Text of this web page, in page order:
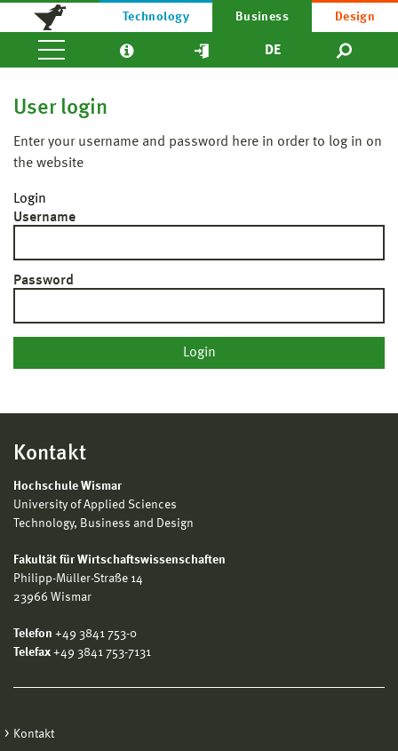
Technology Business Design
DE
User login
Enter your username and password here in order to log in on
the website
Login
Username
Password
Kontakt
Hochschule Wismar
University of Applied Sciences
Technology, Business and Design
Fakultät für Wirtschaftswissenschaften
Philipp-Müller-Straße 14
23966 Wismar
Telefon +49 3841 753-0
Telefax +49 3841 753-7131
Kontakt